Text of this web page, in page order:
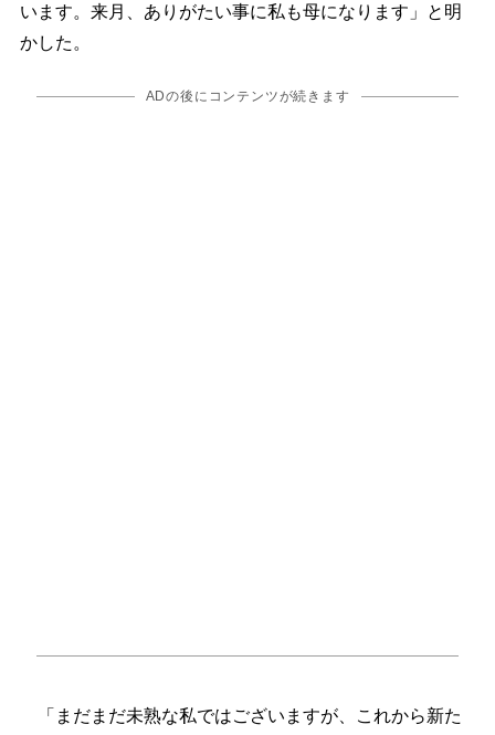
います。来月、ありがたい事に私も母になります」と明
かした。
ADの後にコンテンツが続きます
「まだまだ未熟な私ではございますが、これから新た